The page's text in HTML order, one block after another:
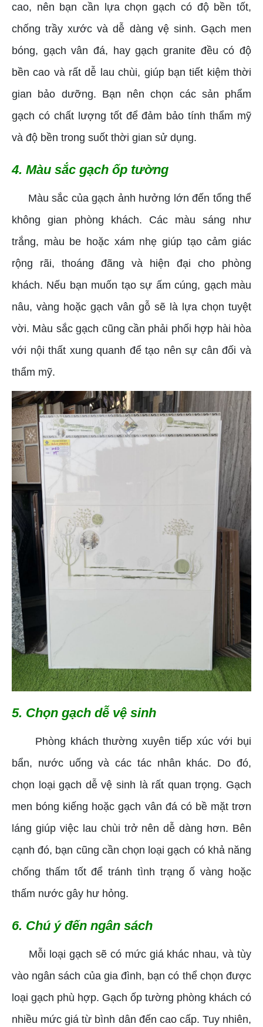
cao, nên bạn cần lựa chọn gạch có độ bền tốt,
chống trầy xước và dễ dàng vệ sinh. Gạch men
bóng, gạch vân đá, hay gạch granite đều có độ
bền cao và rất dễ lau chùi, giúp bạn tiết kiệm thời
gian bảo dưỡng. Bạn nên chọn các sản phẩm
gạch có chất lượng tốt để đảm bảo tính thẩm mỹ
và độ bền trong suốt thời gian sử dụng.
4. Màu sắc gạch ốp tường
Màu sắc của gạch ảnh hưởng lớn đến tổng thể
không gian phòng khách. Các màu sáng như
trắng, màu be hoặc xám nhẹ giúp tạo cảm giác
rộng rãi, thoáng đãng và hiện đại cho phòng
khách. Nếu bạn muốn tạo sự ấm cúng, gạch màu
nâu, vàng hoặc gạch vân gỗ sẽ là lựa chọn tuyệt
vời. Màu sắc gạch cũng cần phải phối hợp hài hòa
với nội thất xung quanh để tạo nên sự cân đối và
thẩm mỹ.
5. Chọn gạch dễ vệ sinh
Phòng khách thường xuyên tiếp xúc với bụi
bẩn, nước uống và các tác nhân khác. Do đó,
chọn loại gạch dễ vệ sinh là rất quan trọng. Gạch
men bóng kiếng hoặc gạch vân đá có bề mặt trơn
láng giúp việc lau chùi trở nên dễ dàng hơn. Bên
cạnh đó, bạn cũng cần chọn loại gạch có khả năng
chống thấm tốt để tránh tình trạng ố vàng hoặc
thấm nước gây hư hỏng.
6. Chú ý đến ngân sách
Mỗi loại gạch sẽ có mức giá khác nhau, và tùy
vào ngân sách của gia đình, bạn có thể chọn được
loại gạch phù hợp. Gạch ốp tường phòng khách có
nhiều mức giá từ bình dân đến cao cấp. Tuy nhiên,